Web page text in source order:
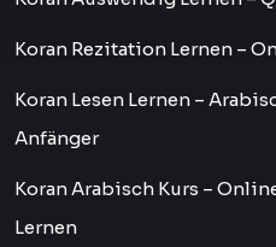
Koran Rezitation Lernen –
Koran Lesen Lernen –
Anfänger
Koran Arabisch Kurs –
Lernen